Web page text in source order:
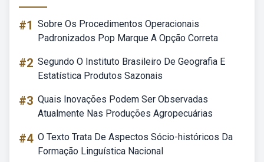
#1 Sobre Os Procedimentos Operacionais
Padronizados Pop Marque A Opção Correta
#2 Segundo O Instituto Brasileiro De Geografia E
Estatística Produtos Sazonais
#3 Quais Inovações Podem Ser Observadas
Atualmente Nas Produções Agropecuárias
#4 O Texto Trata De Aspectos Sócio-históricos Da
Formação Linguística Nacional